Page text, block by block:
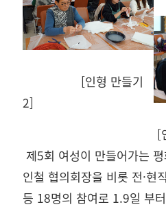
[인형 만들기
2]
[
제5회 여성이 만들어가는
인철 협의회장을 비롯 전·현
등 18명의 참여로 1.9일 부